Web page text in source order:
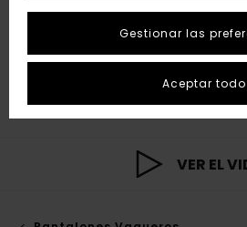
VER EL
Gestionar las
Aceptar todo